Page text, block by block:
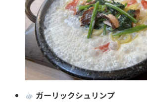
ガーリックシュリンプ